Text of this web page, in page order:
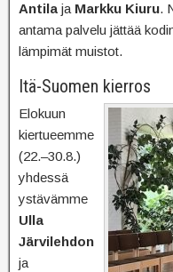
Antila ja Markku Kiuru.
antama palvelu jättää
lämpimät muistot.
Itä-Suomen kierros
Elokuun
kiertueemme
(22.–30.8.)
yhdessä
ystävämme
Ulla
Järvilehdon
ja